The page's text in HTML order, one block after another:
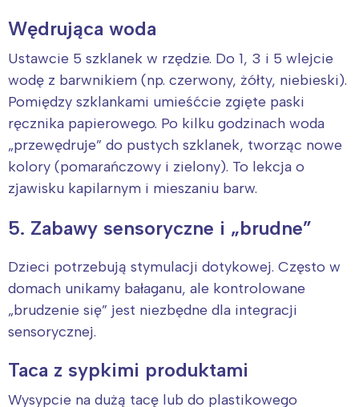
Wędrująca woda
Ustawcie 5 szklanek w rzędzie. Do 1, 3 i 5 wlejcie
wodę z barwnikiem (np. czerwony, żółty, niebieski).
Pomiędzy szklankami umieśćcie zgięte paski
ręcznika papierowego. Po kilku godzinach woda
„przewędruje” do pustych szklanek, tworząc nowe
kolory (pomarańczowy i zielony). To lekcja o
zjawisku kapilarnym i mieszaniu barw.
5. Zabawy sensoryczne i „brudne”
Dzieci potrzebują stymulacji dotykowej. Często w
domach unikamy bałaganu, ale kontrolowane
„brudzenie się” jest niezbędne dla integracji
sensorycznej.
Taca z sypkimi produktami
Wysypcie na dużą tacę lub do plastikowego